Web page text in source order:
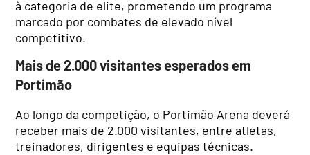
à categoria de elite, prometendo um programa
marcado por combates de elevado nível
competitivo.
Mais de 2.000 visitantes esperados em
Portimão
Ao longo da competição, o Portimão Arena deverá
receber mais de 2.000 visitantes, entre atletas,
treinadores, dirigentes e equipas técnicas.